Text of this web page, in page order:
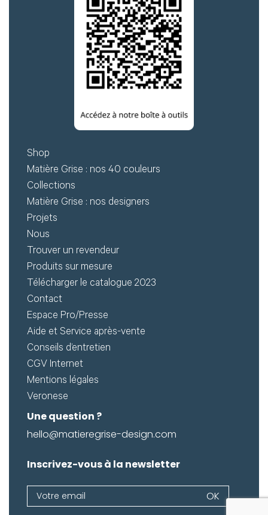
Shop
Matière Grise : nos 40 couleurs
Collections
Matière Grise : nos designers
Projets
Nous
Trouver un revendeur
Produits sur mesure
Télécharger le catalogue 2023
Contact
Espace Pro/Presse
Aide et Service après-vente
Conseils d’entretien
CGV Internet
Mentions légales
Veronese
Une question ?
hello@matieregrise-design.com
Inscrivez-vous à la newsletter
Newsletter
OK